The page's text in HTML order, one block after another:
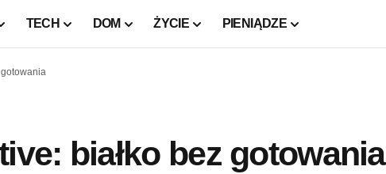
TECH DOM ŻYCIE PIENIĄDZE
gotowania
białko bez gotowania